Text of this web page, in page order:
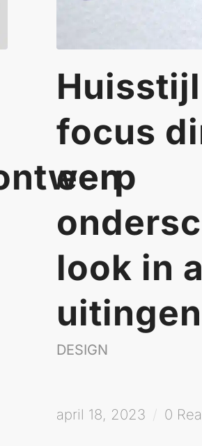
focus
een
look in
uitingen
DESIGN
april 18, 2023 / 0